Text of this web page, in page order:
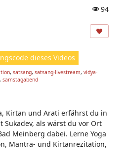
ns
ic
n:
94
dieses Videos
, satsang, satsang-livestream, vidya-
, samstagabend
Kirtan und Arati erfährst du in
Sukadev, als wärst du vor Ort
Meinberg dabei. Lerne Yoga
Mantra- und Kirtanrezitation,